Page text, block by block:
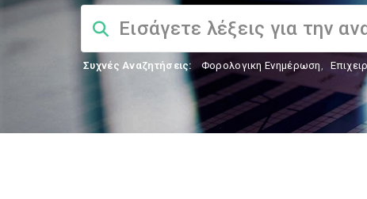
Συχνές Αναζητήσεις: Φορολογικη Ενημέρωση,